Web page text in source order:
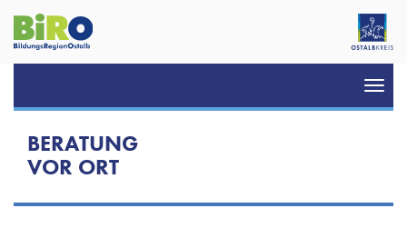
BERATUNG
VOR ORT